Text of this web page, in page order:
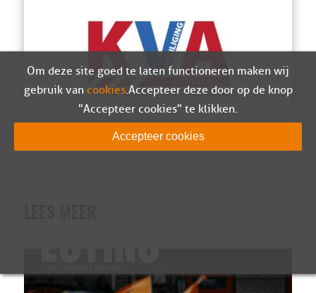
Om deze site goed te laten functioneren maken wij
gebruik van cookies. Accepteer deze door op de knop
"Accepteer cookies" te klikken.
Accepteer cookies